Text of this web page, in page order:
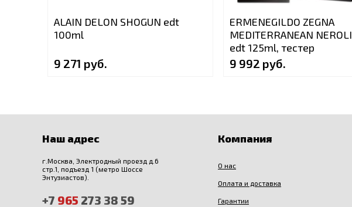
ALAIN DELON SHOGUN edt
100ml
9 271 руб.
ERMENEGILDO ZEGNA
MEDITERRANEAN NEROLI
edt 125ml, тестер
9 992 руб.
Наш адрес
г.Москва, Электродный проезд д.6
стр.1, подъезд 1 (метро Шоссе
Энтузиастов).
+7 965 273 38 59
Компания
О нас
Оплата и доставка
Гарантии